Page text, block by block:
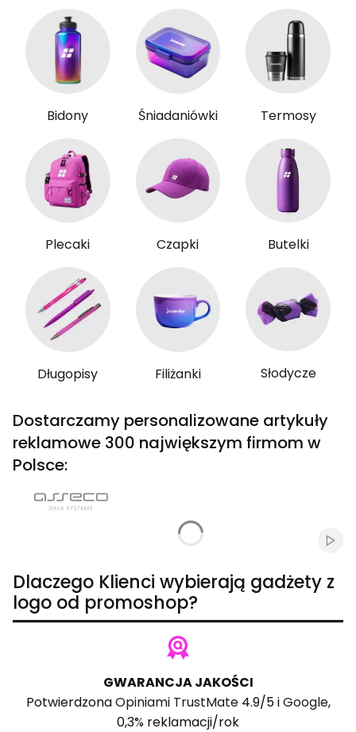
Bidony Śniadaniówki Termosy
Plecaki Czapki Butelki
Długopisy Filiżanki Słodycze
Dostarczamy personalizowane artykuły
reklamowe 300 największym firmom w
Polsce:
Dlaczego Klienci wybierają gadżety z
logo od promoshop?
GWARANCJA JAKOŚCI
PotwierdzonaOpiniami TrustMate4.9/5 iGoogle,
0,3% reklamacji/rok